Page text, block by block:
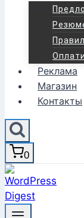
Реклама
Магазин
Контакты
0